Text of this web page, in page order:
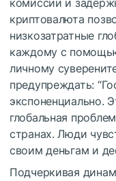
комиссии и
криптовалюта
низкозатратные
каждому с
личному
предупреждать:
экспоненциально.
глобальная
странах. Люди
своим деньгам и
Подчеркивая